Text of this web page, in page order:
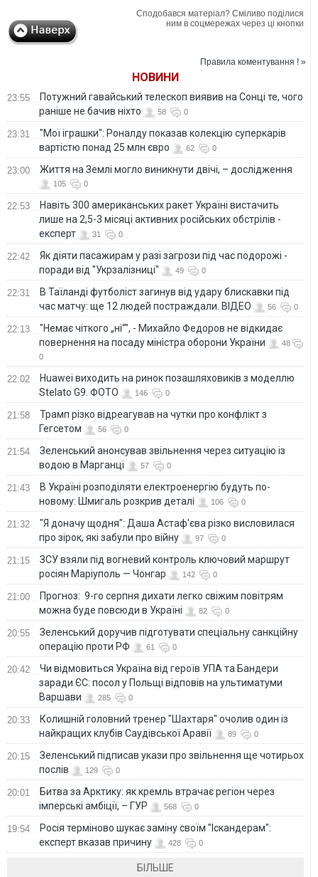
Сподобався матеріал? Сміливо поділися
ним в соцмережах через ці кнопки
Правила коментування ! »
НОВИНИ
23:55
Потужний гавайський телескоп виявив на Сонці те, чого
раніше не бачив ніхто
58 0
23:31
"Мої іграшки": Роналду показав колекцію суперкарів
вартістю понад 25 млн євро
62 0
23:00 Життя на Землі могло виникнути двічі, – дослідження
105 0
22:53
Навіть 300 американських ракет Україні вистачить
лише на 2,5-3 місяці активних російських обстрілів -
експерт
31 0
22:42
Як діяти пасажирам у разі загрози під час подорожі -
поради від "Укрзалізниці"
49 0
22:31
В Таїланді футболіст загинув від удару блискавки під
час матчу: ще 12 людей постраждали. ВІДЕО
56 0
22:13
"Немає чіткого „ні“", - Михайло Федоров не відкидає
повернення на посаду міністра оборони України
48
0
22:02
Huawei виходить на ринок позашляховиків з моделлю
Stelato G9. ФОТО
146 0
21:58
Трамп різко відреагував на чутки про конфлікт з
Гегсетом
56 0
21:54
Зеленський анонсував звільнення через ситуацію із
водою в Марганці
57 0
21:43
В Україні розподіляти електроенергію будуть по-
новому: Шмигаль розкрив деталі
106 0
21:32
"Я доначу щодня": Даша Астаф'єва різко висловилася
про зірок, які забули про війну
97 0
21:15
ЗСУ взяли під вогневий контроль ключовий маршрут
росіян Маріуполь — Чонгар
142 0
21:00
Прогноз: 9-го серпня дихати легко свіжим повітрям
можна буде повсюди в Україні
82 0
20:55
Зеленський доручив підготувати спеціальну санкційну
операцію проти РФ
61 0
20:42
Чи відмовиться Україна від героїв УПА та Бандери
заради ЄС: посол у Польщі відповів на ультиматуми
Варшави
285 0
20:33
Колишній головний тренер "Шахтаря" очолив один із
найкращих клубів Саудівської Аравії
89 0
20:15
Зеленський підписав укази про звільнення ще чотирьох
послів
129 0
20:01
Битва за Арктику: як кремль втрачає регіон через
імперські амбіції, – ГУР
568 0
19:54
Росія терміново шукає заміну своїм "Іскандерам":
експерт вказав причину
428 0
БІЛЬШЕ